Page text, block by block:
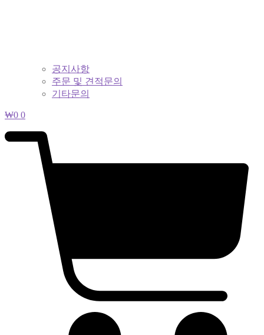
공지사항
주문 및 견적문의
기타문의
₩0 0